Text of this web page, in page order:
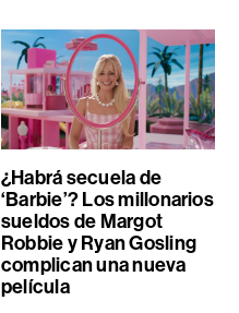
¿Habrá secuela de
‘Barbie’? Los millonarios
sueldos de Margot
Robbie y Ryan Gosling
complican una nueva
película